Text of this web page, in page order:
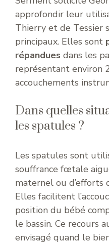
approfondir leur
Thierry et de Tessier
principaux. Elles sont
répandues dans les
représentant environ
accouchements
Dans quelles
les spatules ?
Les spatules sont
souffrance fœtale
maternel ou d’efforts
Elles facilitent
position du bébé
le bassin. Ce recours
envisagé quand le